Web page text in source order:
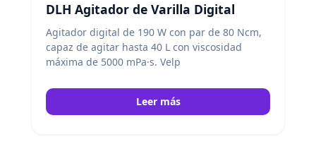
DLH Agitador de Varilla Digital
Agitador digital de 190 W con par de 80 Ncm,
capaz de agitar hasta 40 L con viscosidad
máxima de 5000 mPa·s. Velp
Leer más